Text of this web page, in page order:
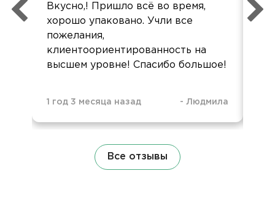
Вкусно,! Пришло всё во время,
хорошо упаковано. Учли все
пожелания,
клиентоориентированность на
высшем уровне! Спасибо большое!
1 год 3 месяца назад - Людмила
Все отзывы